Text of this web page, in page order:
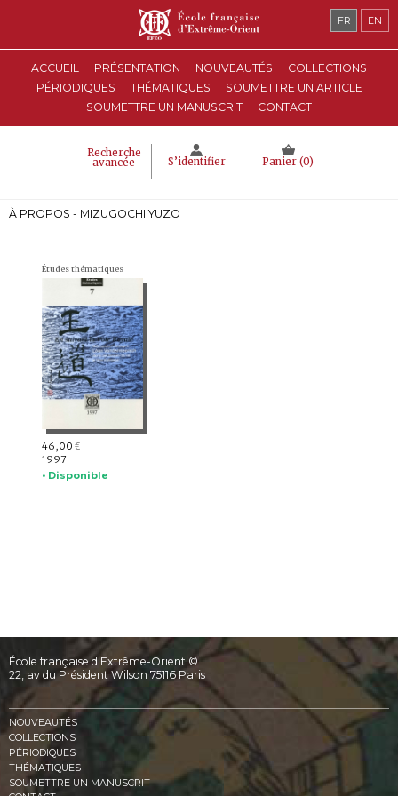
ACCUEIL PRÉSENTATION NOUVEAUTÉS
COLLECTIONS
PÉRIODIQUES
THÉMATIQUES
SOUMETTRE UN ARTICLE
SOUMETTRE UN MANUSCRIT
CONTACT
Recherche
avancée S’identifier Panier (0)
FR EN
À PROPOS - MIZUGOCHI YUZO
Études thématiques
46,00 €
1997
• Disponible
École française d'Extrême-Orient ©
22, av du Président Wilson 75116 Paris
NOUVEAUTÉS
COLLECTIONS
PÉRIODIQUES
THÉMATIQUES
SOUMETTRE UN MANUSCRIT